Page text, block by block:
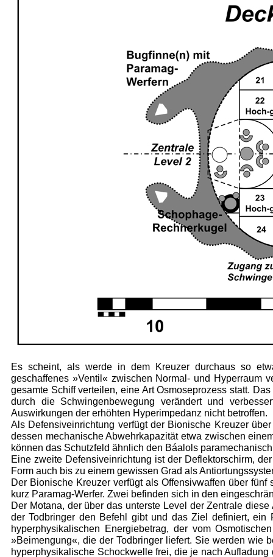
Es scheint, als werde in dem Kreuzer durchaus so
geschaffenes »Ventil« zwischen Normal- und Hyperraum
gesamte Schiff verteilen, eine Art Osmoseprozess statt.
durch die Schwingenbewegung verändert und
Auswirkungen der erhöhten Hyperimpedanz nicht betroffen.
Als Defensiveinrichtung verfügt der Bionische Kreuzer
des­sen mechanische Abwehrkapazität etwa zwischen
können das Schutzfeld ähnlich den Báalols
Eine zweite Defensiveinrichtung ist der Deflektor­schirm,
Form auch bis zu einem gewissen Grad als
Der Bionische Kreuzer verfügt als Offensivwaffen über
kurz Paramag-Werfer. Zwei befinden sich in den
Der Motana, der über das unterste Level der Zentrale
der Todbringer den Befehl gibt und das Ziel definiert, ein
hyperphysikalischen Energiebetrag, der vom
»Beimengung«, die der Todbringer liefert. Sie werden wie
hyperphysikalische Schockwelle frei, die je nach